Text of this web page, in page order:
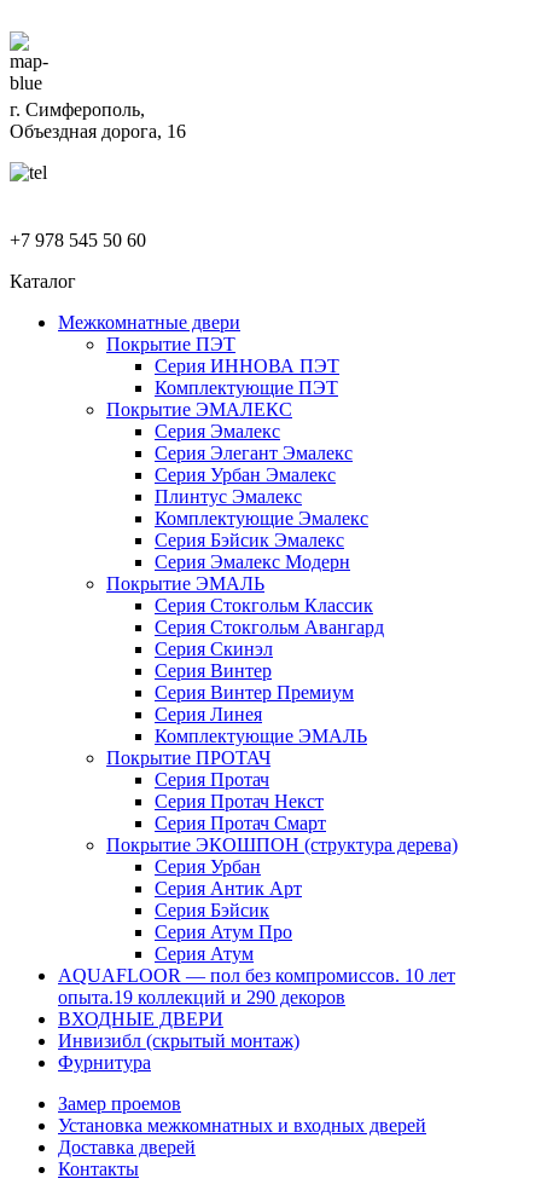
г. Симферополь,
Объездная дорога, 16
+7 978 545 50 60
Каталог
Межкомнатные двери
Покрытие ПЭТ
Серия ИННОВА ПЭТ
Комплектующие ПЭТ
Покрытие ЭМАЛЕКС
Серия Эмалекс
Серия Элегант Эмалекс
Серия Урбан Эмалекс
Плинтус Эмалекс
Комплектующие Эмалекс
Серия Бэйсик Эмалекс
Серия Эмалекс Модерн
Покрытие ЭМАЛЬ
Серия Стокгольм Классик
Серия Стокгольм Авангард
Серия Скинэл
Серия Винтер
Серия Винтер Премиум
Серия Линея
Комплектующие ЭМАЛЬ
Покрытие ПРОТАЧ
Серия Протач
Серия Протач Некст
Серия Протач Смарт
Покрытие ЭКОШПОН (структура дерева)
Серия Урбан
Серия Антик Арт
Серия Бэйсик
Серия Атум Про
Серия Атум
AQUAFLOOR — пол без компромиссов. 10 лет
опыта.19 коллекций и 290 декоров
ВХОДНЫЕ ДВЕРИ
Инвизибл (скрытый монтаж)
Фурнитура
Замер проемов
Установка межкомнатных и входных дверей
Доставка дверей
Контакты